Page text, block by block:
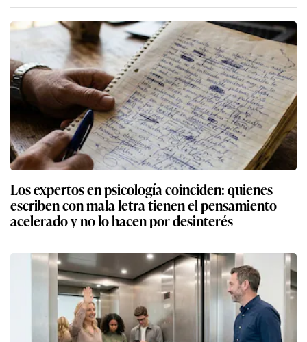
Los expertos en psicología coinciden: quienes
escriben con mala letra tienen el pensamiento
acelerado y no lo hacen por desinterés